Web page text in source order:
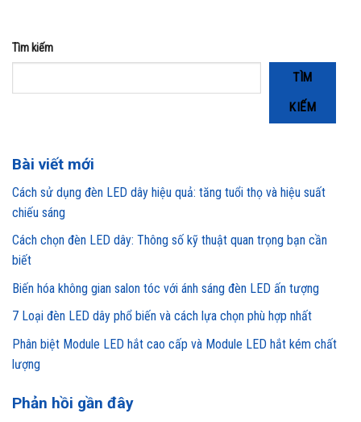
Tìm kiếm
TÌM
KIẾM
Bài viết mới
Cách sử dụng đèn LED dây hiệu quả: tăng tuổi thọ và hiệu suất
chiếu sáng
Cách chọn đèn LED dây: Thông số kỹ thuật quan trọng bạn cần
biết
Biến hóa không gian salon tóc với ánh sáng đèn LED ấn tượng
7 Loại đèn LED dây phổ biến và cách lựa chọn phù hợp nhất
Phân biệt Module LED hắt cao cấp và Module LED hắt kém chất
lượng
Phản hồi gần đây